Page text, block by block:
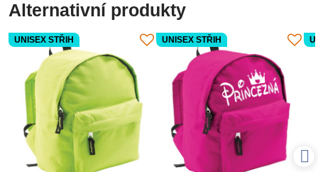
Alternativní produkty
UNISEX STŘIH UNISEX STŘIH